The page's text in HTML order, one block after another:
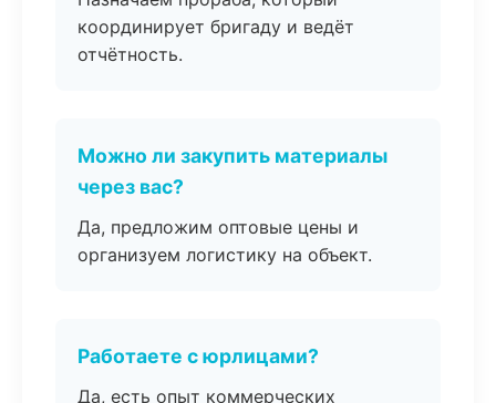
координирует бригаду и ведёт
отчётность.
Можно ли закупить материалы
через вас?
Да, предложим оптовые цены и
организуем логистику на объект.
Работаете с юрлицами?
Да, есть опыт коммерческих